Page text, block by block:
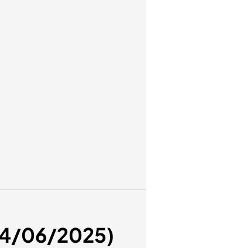
06/2025)